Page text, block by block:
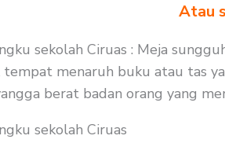
Atau
sekolah Ciruas : Meja
menaruh buku atau tas
berat badan orang yang
sekolah Ciruas